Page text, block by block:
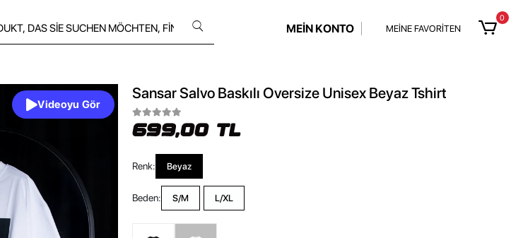
MEİN KONTO MEİNE FAVORİTEN
0
Videoyu Gör
Sansar Salvo Baskılı Oversize Unisex Beyaz Tshirt
699,00 TL
Renk: Beyaz
Beden: S/M L/XL